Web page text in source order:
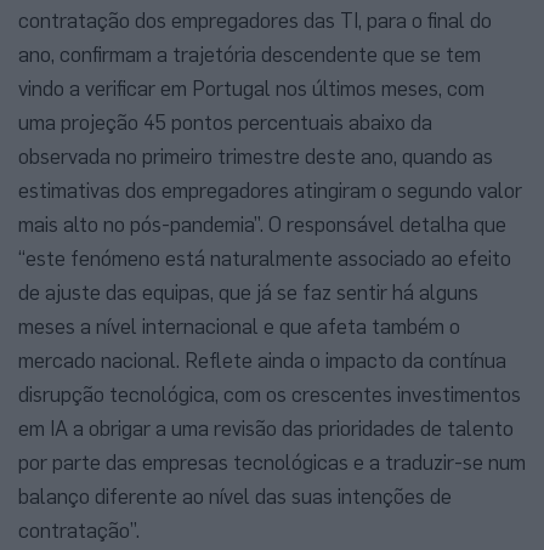
contratação dos empregadores das TI, para o final do
ano, confirmam a trajetória descendente que se tem
vindo a verificar em Portugal nos últimos meses, com
uma projeção 45 pontos percentuais abaixo da
observada no primeiro trimestre deste ano, quando as
estimativas dos empregadores atingiram o segundo valor
mais alto no pós-pandemia”. O responsável detalha que
“este fenómeno está naturalmente associado ao efeito
de ajuste das equipas, que já se faz sentir há alguns
meses a nível internacional e que afeta também o
mercado nacional. Reflete ainda o impacto da contínua
disrupção tecnológica, com os crescentes investimentos
em IA a obrigar a uma revisão das prioridades de talento
por parte das empresas tecnológicas e a traduzir-se num
balanço diferente ao nível das suas intenções de
contratação”.